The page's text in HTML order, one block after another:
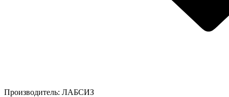
Производитель: ЛАБСИЗ